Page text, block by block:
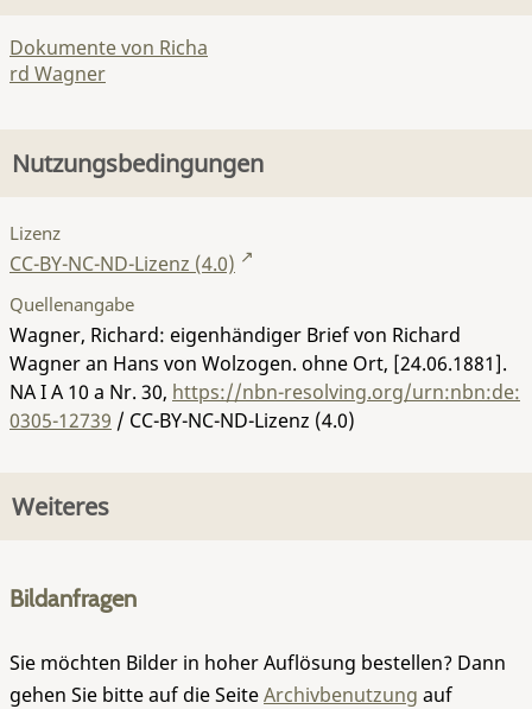
Dokumente von Richa
rd Wagner
Nutzungsbedingungen
Lizenz
CC-BY-NC-ND-Lizenz (4.0)
Quellenangabe
Wagner, Richard: eigenhändiger Brief von Richard
Wagner an Hans von Wolzogen. ohne Ort, [24.06.1881].
NA I A 10 a Nr. 30, https://nbn-resolving.org/urn:nbn:de:
0305-12739 / CC-BY-NC-ND-Lizenz (4.0)
Weiteres
Bildanfragen
Sie möchten Bilder in hoher Auflösung bestellen? Dann
gehen Sie bitte auf die SeiteArchivbenutzung auf